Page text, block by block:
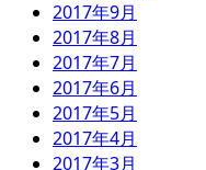
2017年9月
2017年8月
2017年7月
2017年6月
2017年5月
2017年4月
2017年3月